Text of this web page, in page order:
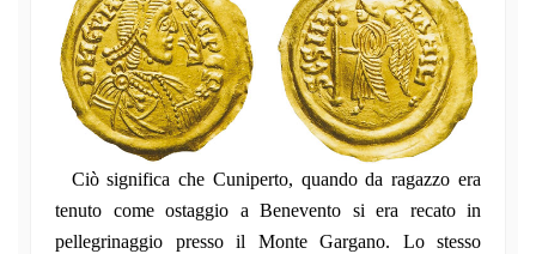
Ciò significa che Cuniperto, quando da ragazzo era
tenuto come ostaggio a Benevento si era recato in
pellegrinaggio presso il Monte Gargano. Lo stesso